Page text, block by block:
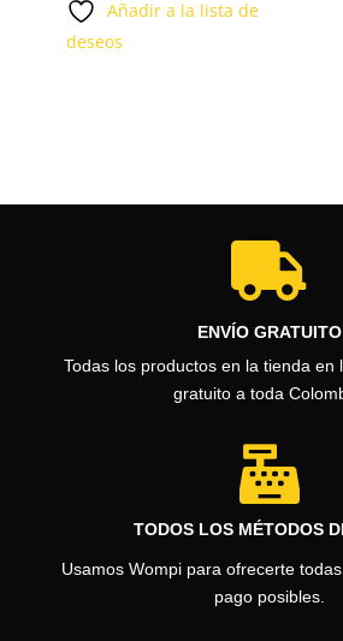
Añadir a la lista de
deseos

ENVÍO GRATUITO
Todas los productos en la tienda en
gratuito a toda

TODOS LOS MÉTODOS
Usamos Wompi para ofrecerte
pago posibles.